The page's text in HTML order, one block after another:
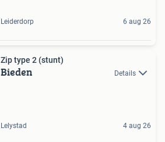
Leiderdorp 6 aug 26
Zip type 2 (stunt)
Bieden Details
Lelystad 4 aug 26